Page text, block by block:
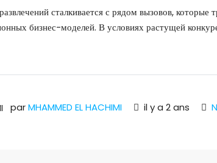
сталкивается с рядом вызовов,
бизнес-моделей. В условиях растущей
parMHAMMED EL HACHIMI il y a 2 ans